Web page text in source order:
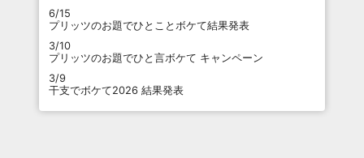
6/15
プリッツのお題でひとことボケて結果発表
3/10
プリッツのお題でひと言ボケて キャンペーン
3/9
干支でボケて2026 結果発表